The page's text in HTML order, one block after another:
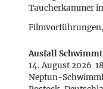
Taucherkammer
Ausfall
14. August 2026
Neptun-